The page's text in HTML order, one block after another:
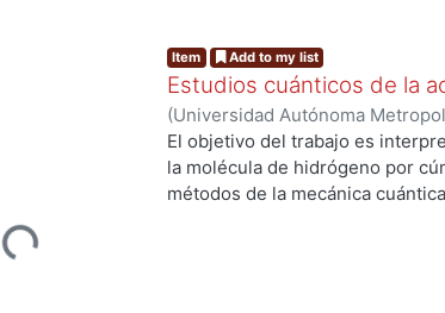
Loading...
Item Add to my list
Estudios cuánticos de la
(Universidad Autónoma
de Servicios de Información.,
El objetivo del trabajo es
la molécula de hidrógeno por
métodos de la mecánica